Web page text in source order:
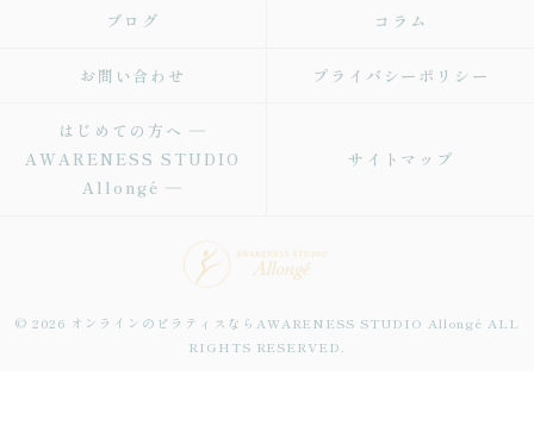
ブログ コラム
お問い合わせ プライバシーポリシー
はじめての方へ ―
AWARENESS STUDIO
Allongé ―
サイトマップ
© 2026 オンラインのピラティスならAWARENESS STUDIO Allongé ALL
RIGHTS RESERVED.